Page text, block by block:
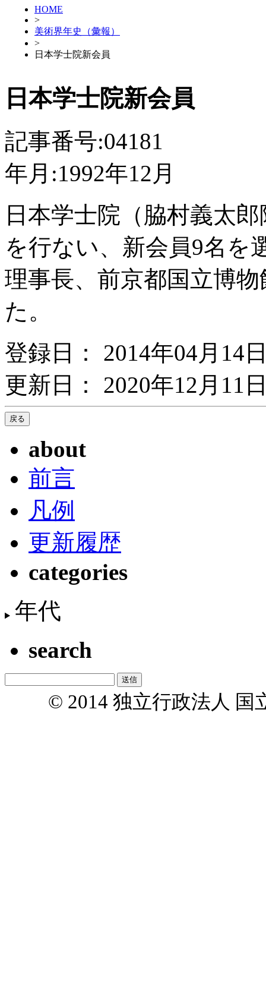
HOME
>
美術界年史（彙報）
>
日本学士院新会員
日本学士院新会員
記事番号:04181
年月:1992年12月
日本学士院（脇村義太
を行ない、新会員9名を
理事長、前京都国立博
た。
登録日： 2014年04月14
更新日： 2020年12月11
about
前言
凡例
更新履歴
categories
年代
search
© 2014 独立行政法人 国